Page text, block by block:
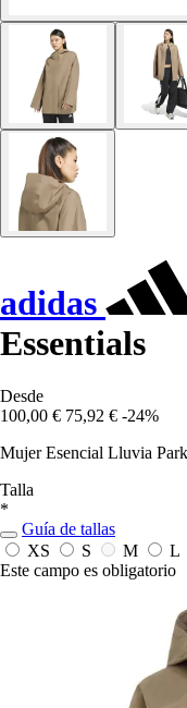
adidas
Essentials
Desde
100,00 € 75,92 € -24%
Mujer Esencial Lluvia
Talla
*
Guía de tallas
XS
S M L
Este campo es obligatorio